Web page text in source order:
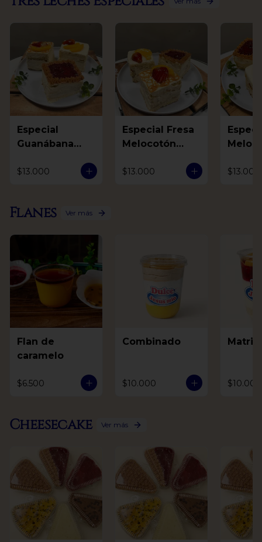
Especial
Guanábana
$13.000
Especial Fresa
Melocotón
$13.000
Especial
$13.000
Flanes Ver más
Flan de
caramelo
$6.500
Combinado
$10.000 $10.000
Cheesecake Ver más